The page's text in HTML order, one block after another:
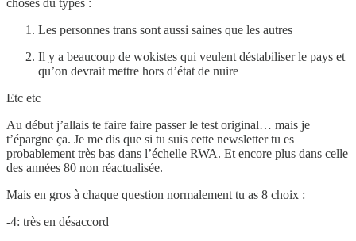
choses du types :
Les personnes trans sont aussi saines que les autres
Il y a beaucoup de wokistes qui veulent déstabiliser le pays et
qu’on devrait mettre hors d’état de nuire
Etc etc
Au début j’allais te faire faire passer le test original… mais je
t’épargne ça. Je me dis que si tu suis cette newsletter tu es
probablement très bas dans l’échelle RWA. Et encore plus dans celle
des années 80 non réactualisée.
Mais en gros à chaque question normalement tu as 8 choix :
-4: très en désaccord